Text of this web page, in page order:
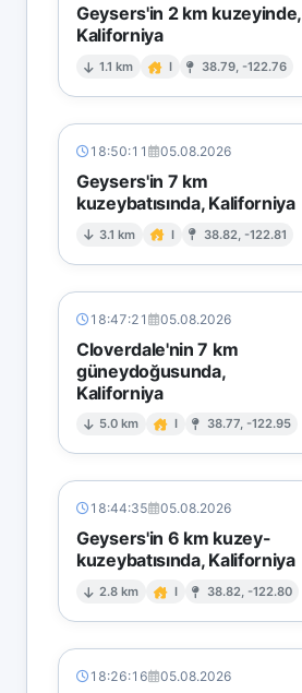
Geysers'in 2 km kuzeyinde,
Kaliforniya
1.1 km I 38.79, -122.76
18:50:11 05.08.2026
Geysers'in 7 km
kuzeybatısında, Kaliforniya
3.1 km I 38.82, -122.81
18:47:21 05.08.2026
Cloverdale'nin 7 km
güneydoğusunda,
Kaliforniya
5.0 km I 38.77, -122.95
18:44:35 05.08.2026
Geysers'in 6 km kuzey-
kuzeybatısında, Kaliforniya
2.8 km I 38.82, -122.80
18:26:16 05.08.2026